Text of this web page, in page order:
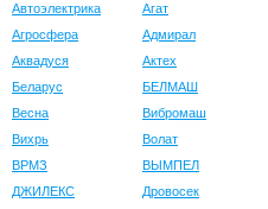
Автоэлектрика
Агат
Агросфера
Адмирал
Аквадуся
Актех
Беларус
БЕЛМАШ
Весна
Вибромаш
Вихрь
Волат
ВРМЗ
ВЫМПЕЛ
ДЖИЛЕКС
Дровосек